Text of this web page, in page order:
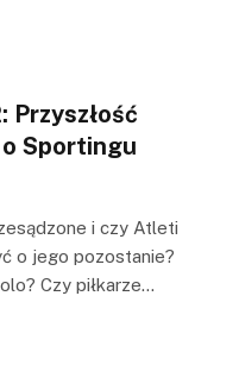
o Sportingu
i czy Atleti
o jego pozostanie?
Czy piłkarze…